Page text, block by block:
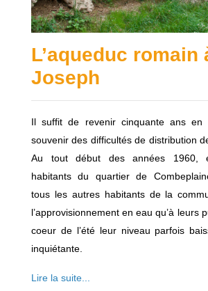
L’aqueduc romain
Joseph
Il suffit de revenir cinquante ans en
souvenir des difficultés de distribution
Au tout début des années 1960,
habitants du quartier de
tous les autres habitants de la
l’approvisionnement en eau qu’à leurs
coeur de l’été leur niveau parfois
inquiétante.
Lire la suite...